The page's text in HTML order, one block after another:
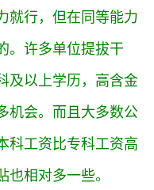
就行，但在同等能力
。许多单位提拔干
及以上学历，高含金
机会。而且大多数公
科工资比专科工资高
相对多一些。